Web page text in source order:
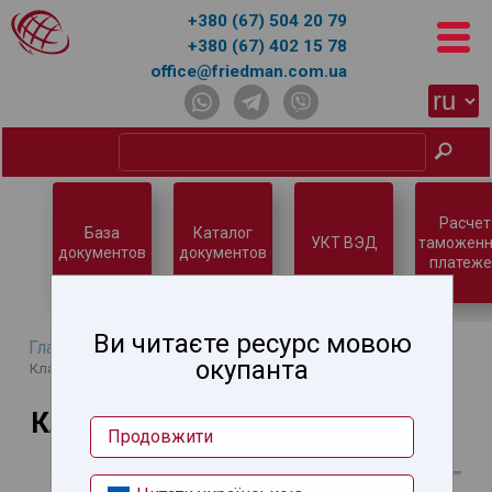
+380 (67) 504 20 79
+380 (67) 402 15 78
office@friedman.com.ua
Главная →База знаний→ Таможенное оформление→
Классификация товаров
Классификация товаров
База
документов
Каталог
документов
УКТ ВЭД
Расчет
Ви читаєте ресурс мовою
окупанта
Продовжити